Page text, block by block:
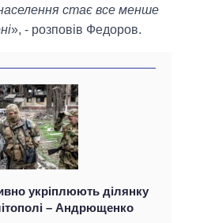
стає все менше
», - розповів Федоров.
укріплюють ділянку
– Андрющенко